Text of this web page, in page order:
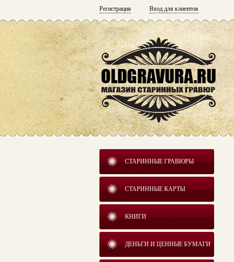
Регистрация Вход для клиентов
СТАРИННЫЕ ГРАВЮРЫ
СТАРИННЫЕ КАРТЫ
КНИГИ
ДЕНЬГИ И ЦЕННЫЕ БУМАГИ